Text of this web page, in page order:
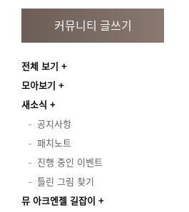
커뮤니티 글쓰기
전체 보기
모아보기
새소식
공지사항
패치노트
진행 중인 이벤트
틀린 그림 찾기
뮤 아크엔젤 길잡이